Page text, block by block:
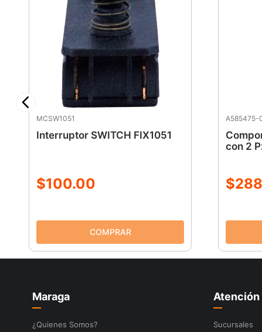
MCSW1051
Interruptor SWITCH FIX1051
$100.00
A585475-
con 2
$288
Maraga
¿Quienes Somos? Sucursales